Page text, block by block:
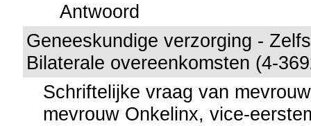
Antwoord
Geneeskundige verzorging -
Bilaterale overeenkomsten (4-
Schriftelijke vraag van
mevrouw Onkelinx, vice-